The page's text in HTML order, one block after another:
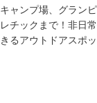
キャンプ場、グラン
レチックまで！非日
きるアウトドアスポ